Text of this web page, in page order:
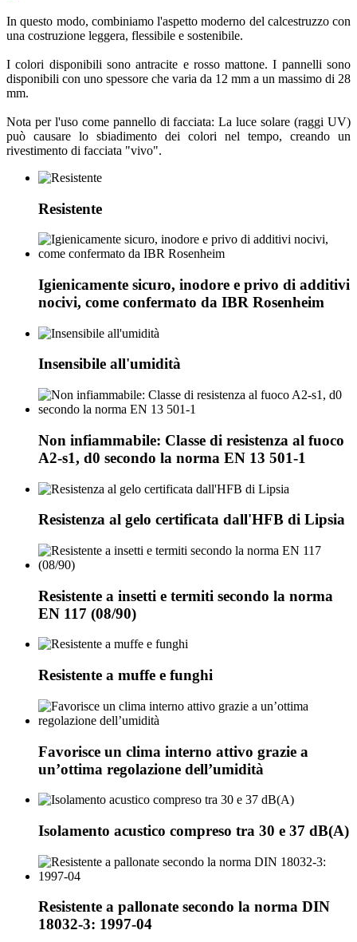
In questo modo, combiniamo l'aspetto moderno del calcestruzzo con
una costruzione leggera, flessibile e sostenibile.
I colori disponibili sono antracite e rosso mattone. I pannelli sono
disponibili con uno spessore che varia da 12 mm a un massimo di 28
mm.
Nota per l'uso come pannello di facciata: La luce solare (raggi UV)
può causare lo sbiadimento dei colori nel tempo, creando un
rivestimento di facciata "vivo".
Resistente
Igienicamente sicuro, inodore e privo di additivi
nocivi, come confermato da IBR Rosenheim
Insensibile all'umidità
Non infiammabile: Classe di resistenza al fuoco
A2-s1, d0 secondo la norma EN 13 501-1
Resistenza al gelo certificata dall'HFB di Lipsia
Resistente a insetti e termiti secondo la norma
EN 117 (08/90)
Resistente a muffe e funghi
Favorisce un clima interno attivo grazie a
un’ottima regolazione dell’umidità
Isolamento acustico compreso tra 30 e 37 dB(A)
Resistente a pallonate secondo la norma DIN
18032-3: 1997-04